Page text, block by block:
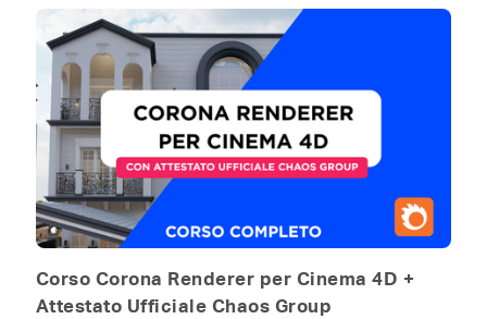
Corso Corona Renderer per Cinema 4D +
Attestato Ufficiale Chaos Group